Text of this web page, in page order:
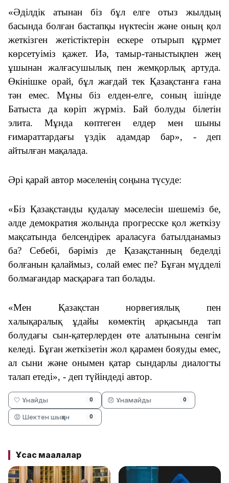
«Әділдік атынан біз бұлелге отыз жылдың
басында болған бастапқы нүктесін және оның қол
жеткізген жетістіктерінескере отырып құрмет
көрсетуімізқажет. Иә, тамыр-таныстықпен жең
ұшынан жалғасушылық пен жемқорлық артуда.
Өкінішке орай, бұл жағдай тек Қазақстанға ғана
тән емес. Мұны біз елден-елге, соның ішінде
Батыста да көріп жүрміз. Бай болуды білетін
элита. Мұнда көптеген елдер меншыны
ғимараттардағыүздік адамдар бар», - деп
айтылған мақалада.
Әрі қарай автор мәселенің соңына түсуде:
«Біз Қазақстанды қудалау мәселесін шешеміз бе,
әлде демократия жолында прогресске қол жеткізу
мақсатында белсендірек араласуға батылданамыз
ба?Себебі, бәріміз де Қазақстанныңбеделді
болғанын қалаймыз, солай емес пе? Бұған мүдделі
болмағандар масқараға тап болады.
«Мен Қазақстан норвегиялық пен
халықаралық ұдайы көмектің арқасында тап
болудағы сын-қатерлерден өте алатынына сенгім
келеді. Бұған жеткізетінжол қараменбояудыемес,
алсыни және онымен қатар сындарлы диалогты
талап етеді», - деп түйіндеді автор.
🤍 Ұнайды 0 😞 Ұнамайды 0
😡 Шектен шыққан 0
Ұқсас мақалалар